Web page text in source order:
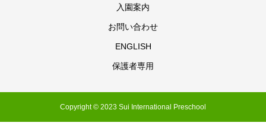
入園案内
お問い合わせ
ENGLISH
保護者専用
Copyright © 2023 Sui International Preschool